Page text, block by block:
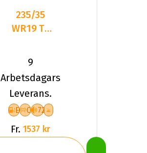
235/35
WR19 TL
SNOWPROX
S954
9
Arbetsdagars
Leverans.
E C 72
Fr. 1537 kr